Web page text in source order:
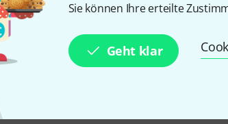
Sie können Ihre erteilte
Geht klar